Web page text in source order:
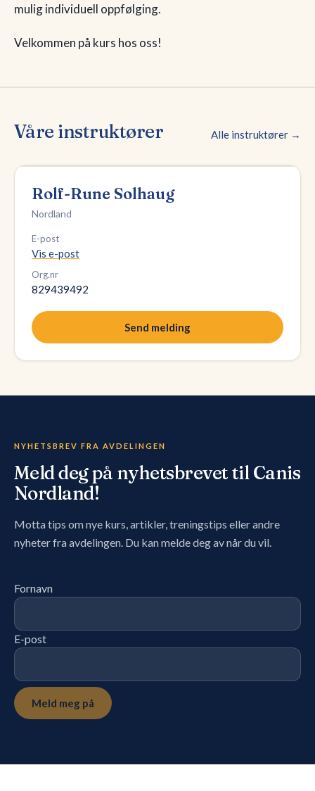
mulig individuell oppfølging.
Velkommen på kurs hos oss!
Våre instruktører Alle instruktører →
Rolf-Rune Solhaug
Nordland
E-post
Vis e-post
Org.nr
829439492
Send melding
NYHETSBREV FRA AVDELINGEN
Meld deg på nyhetsbrevet til Canis
Nordland!
Motta tips om nye kurs, artikler, treningstips eller andre
nyheter fra avdelingen. Du kan melde deg av når du vil.
Fornavn
E-post
Meld meg på